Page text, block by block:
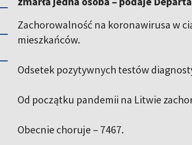
Zachorowalność na koronawirusa w
mieszkańców.
Odsetek pozytywnych testów
Od początku pandemii na Litwie
Obecnie choruje – 7467.